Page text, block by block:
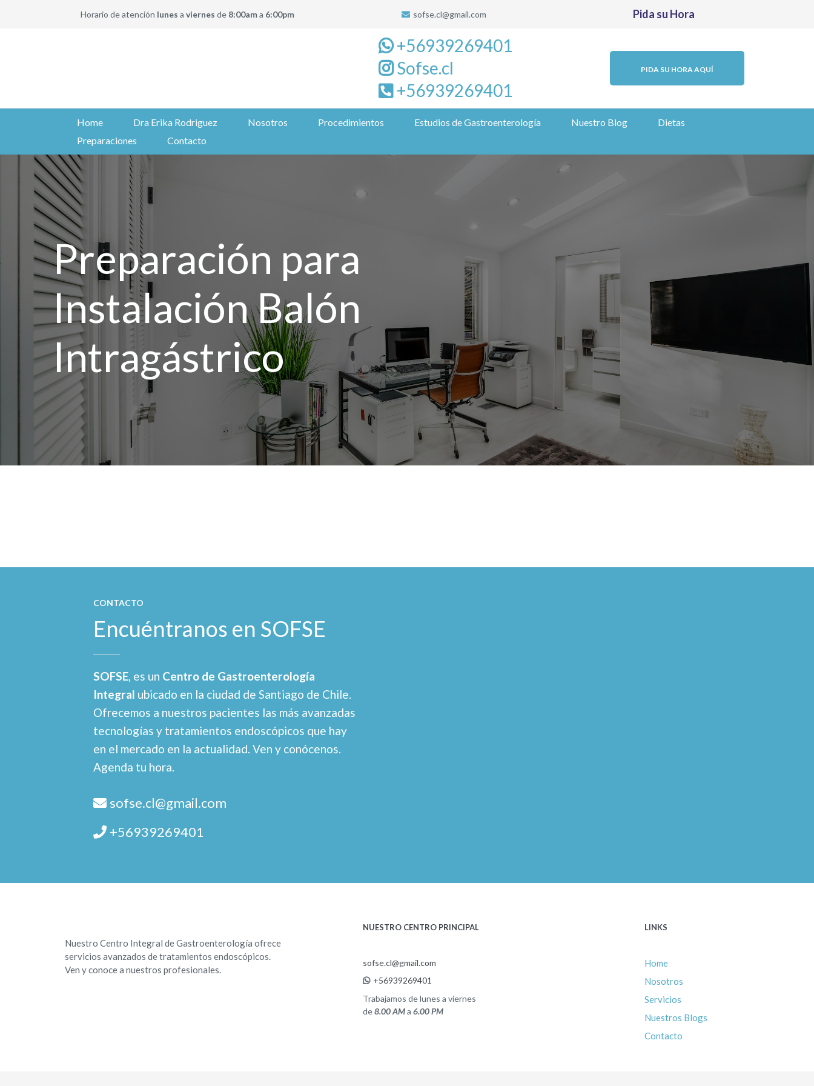
Horario de atención lunes aviernes de 8:00ama 6:00pm sofse.cl@gmail.com Pida su Hora
+56939269401
Sofse.cl
+56939269401
PIDA SU HORA AQUÍ
Home Dra Erika Rodriguez Nosotros Procedimientos Estudios de Gastroenterología Nuestro Blog
Dietas
Preparaciones
Contacto
Preparación para
Instalación Balón
Intragástrico
CONTACTO
Encuéntranos en SOFSE
SOFSE, es un Centro de Gastroenterología
Integral ubicado en la ciudad de Santiago de Chile.
Ofrecemos a nuestros pacientes las más avanzadas
tecnologías y tratamientos endoscópicos que hay
en el mercado en la actualidad. Ven y conócenos.
Agenda tu hora.
sofse.cl@gmail.com
+56939269401
Nuestro Centro Integral de Gastroenterología ofrece
servicios avanzados de tratamientos endoscópicos.
Ven y conoce a nuestros profesionales.
NUESTRO CENTRO PRINCIPAL
sofse.cl@gmail.com
+56939269401
Trabajamos de lunes a viernes
de8.00 AMa6.00 PM
LINKS
Home
Nosotros
Servicios
Nuestros Blogs
Contacto